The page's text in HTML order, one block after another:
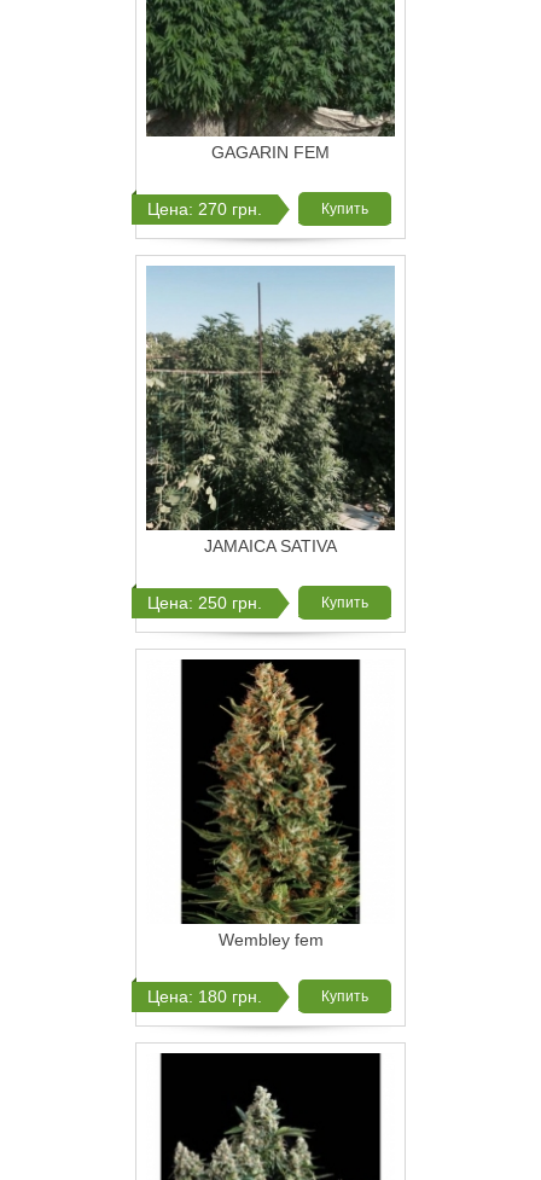
GAGARIN FEM
Цена: 270 грн. Купить
JAMAICA SATIVA
Цена: 250 грн. Купить
Wembley fem
Цена: 180 грн. Купить